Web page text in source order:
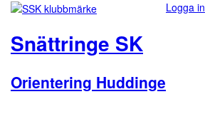
Logga in
Snättringe SK
Orientering Huddinge